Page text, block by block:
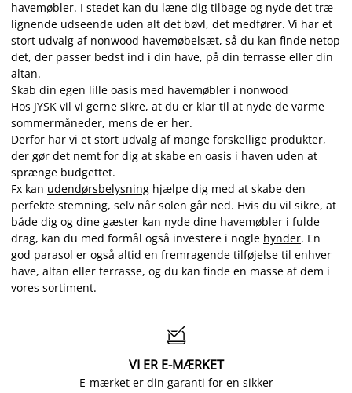
havemøbler. I stedet kan du læne dig tilbage og nyde det træ-
lignende udseende uden alt det bøvl, det medfører. Vi har et
stort udvalg af nonwood havemøbelsæt, så du kan finde netop
det, der passer bedst ind i din have, på din terrasse eller din
altan.
Skab din egen lille oasis med havemøbler i nonwood
Hos JYSK vil vi gerne sikre, at du er klar til at nyde de varme
sommermåneder, mens de er her.
Derfor har vi et stort udvalg af mange forskellige produkter,
der gør det nemt for dig at skabe en oasis i haven uden at
sprænge budgettet.
Fx kan udendørsbelysning hjælpe dig med at skabe den
perfekte stemning, selv når solen går ned. Hvis du vil sikre, at
både dig og dine gæster kan nyde dine havemøbler i fulde
drag, kan du med formål også investere i nogle hynder. En
god parasol er også altid en fremragende tilføjelse til enhver
have, altan eller terrasse, og du kan finde en masse af dem i
vores sortiment.

VI ER E-MÆRKET
E-mærket er din garanti for en sikker